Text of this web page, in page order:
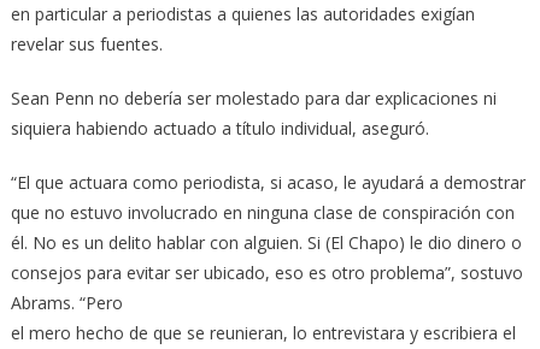
en particular a periodistas a quienes las autoridades exigían
revelar sus fuentes.
Sean Penn no debería ser molestado para dar explicaciones ni
siquiera habiendo actuado a título individual, aseguró.
“El que actuara como periodista, si acaso, le ayudará a demostrar
que no estuvo involucrado en ninguna clase de conspiración con
él. No es un delito hablar con alguien. Si (El Chapo) le dio dinero o
consejos para evitar ser ubicado, eso es otro problema”, sostuvo
Abrams. “Pero
el mero hecho de que se reunieran, lo entrevistara y escribiera el